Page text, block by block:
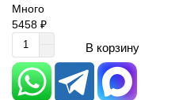
Много
5458 ₽
В корзину